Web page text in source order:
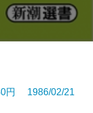
円 1986/02/21